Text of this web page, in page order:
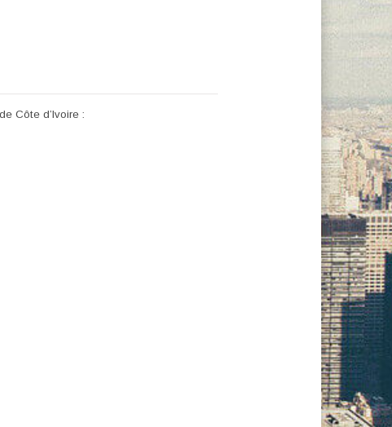
Côte d’Ivoire :